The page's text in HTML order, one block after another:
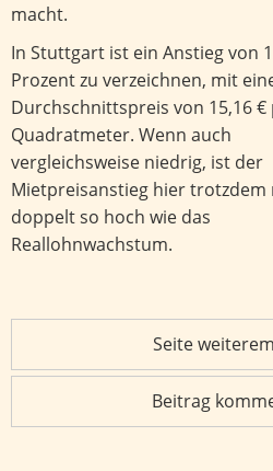
macht.
In Stuttgart ist ein Anstieg von
Prozent zu verzeichnen, mit
Durchschnittspreis von 15,16 €
Quadratmeter. Wenn auch
vergleichsweise niedrig, ist der
Mietpreisanstieg hier trotzdem
doppelt so hoch wie das
Reallohnwachstum.
Seite
Beitrag